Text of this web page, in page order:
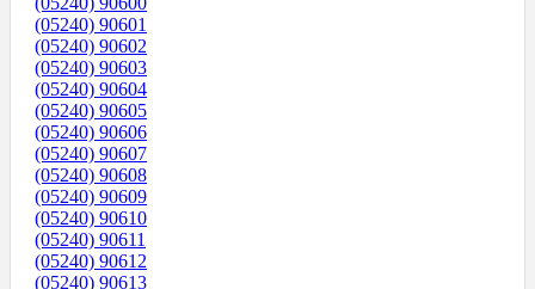
(05240) 90601
(05240) 90602
(05240) 90603
(05240) 90604
(05240) 90605
(05240) 90606
(05240) 90607
(05240) 90608
(05240) 90609
(05240) 90610
(05240) 90611
(05240) 90612
(05240) 90613